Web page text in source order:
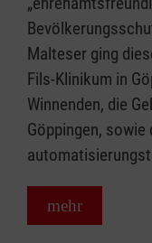
Malteser ging
Fils-Klinikum in
Winnenden, die
Göppingen, sowie
mehr